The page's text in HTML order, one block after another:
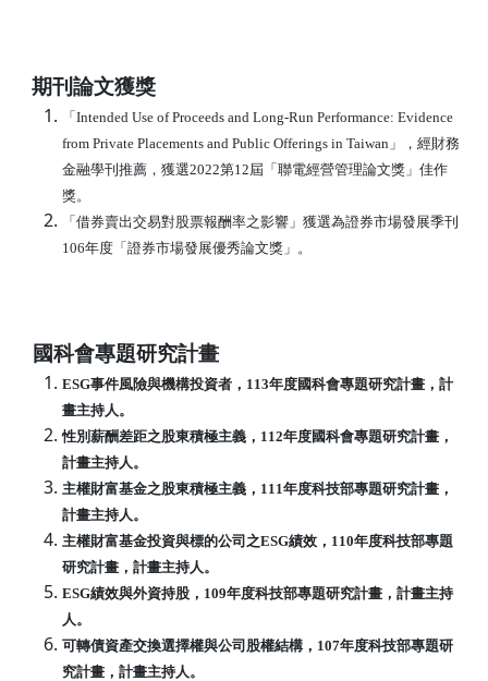
期刊論文獲獎
「Intended Use of Proceeds and Long-Run Performance: Evidence
from Private Placements and Public Offerings in Taiwan」，經財務
金融學刊推薦，獲選2022第12屆「聯電經營管理論文獎」佳作
獎。
「借券賣出交易對股票報酬率之影響」獲選為證券市場發展季刊
106年度「證券市場發展優秀論文獎」。
國科會專題研究計畫
ESG事件風險與機構投資者，113年度國科會專題研究計畫，計
畫主持人。
性別薪酬差距之股東積極主義，112年度國科會專題研究計畫，
計畫主持人。
主權財富基金之股東積極主義，111年度科技部專題研究計畫，
計畫主持人。
主權財富基金投資與標的公司之ESG績效，110年度科技部專題
研究計畫，計畫主持人。
ESG績效與外資持股，109年度科技部專題研究計畫，計畫主持
人。
可轉債資產交換選擇權與公司股權結構，107年度科技部專題研
究計畫，計畫主持人。